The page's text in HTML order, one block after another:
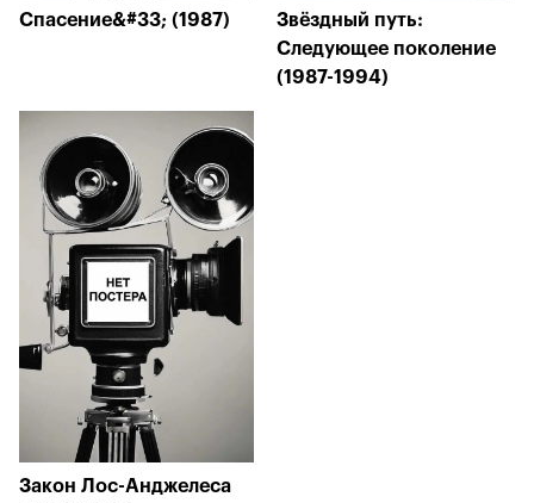
Спасение&#33; (1987)
Звёздный путь:
Следующее поколение
(1987-1994)
Закон Лос-Анджелеса